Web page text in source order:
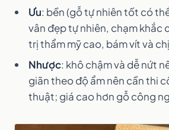
Ưu: bền (gỗ tự nhiên tốt có
vân đẹp tự nhiên, chạm khắc
trị thẩm mỹ cao, bám vít và
Nhược: khô chậm và dễ nứt
giãn theo độ ẩm nên cần thi
thuật; giá cao hơn gỗ công